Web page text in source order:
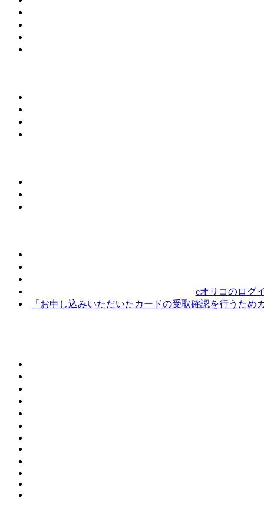
eオリコのログ
「お申し込みいただいたカードの受取確認を行うた